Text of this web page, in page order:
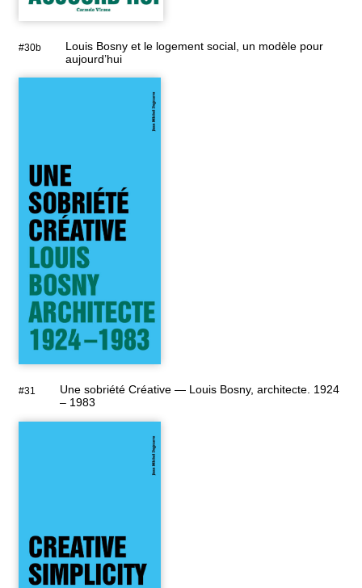
#30b
Louis Bosny et le logement social, un modèle pour
aujourd’hui
#31
Une sobriété Créative — Louis Bosny, architecte. 1924
– 1983